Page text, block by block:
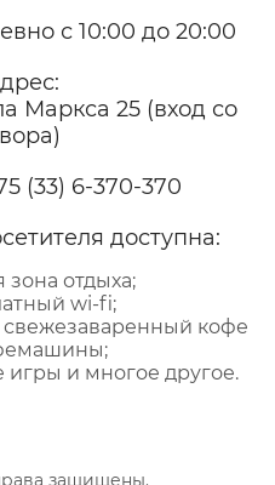
с 10:00 до 20:00
Маркса 25 (вход со
(33) 6-370-370
доступна:
зона отдыха;
wi-fi;
кофе
игры и многое другое.
защищены.